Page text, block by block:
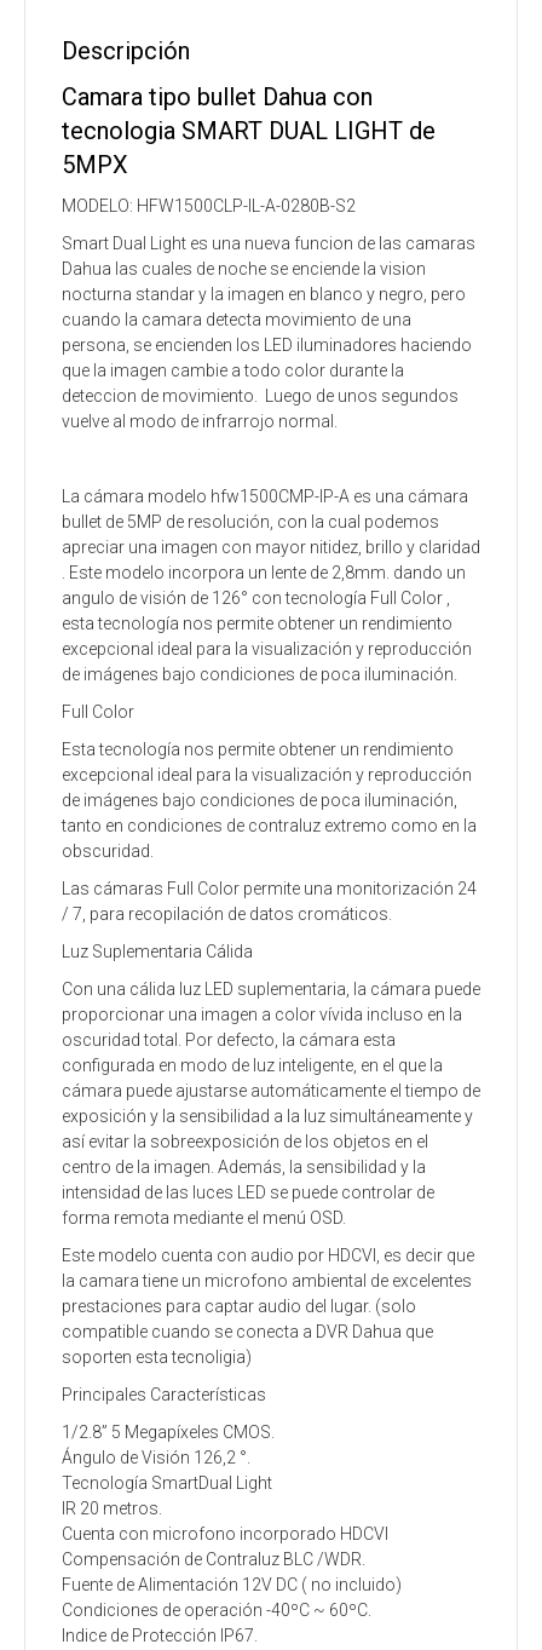
Descripción
Camara tipo bullet Dahua con
tecnologia SMART DUAL LIGHT de
5MPX
MODELO: HFW1500CLP-IL-A-0280B-S2
Smart Dual Light es una nueva funcion de las camaras
Dahua las cuales de noche se enciende la vision
nocturna standar y la imagen en blanco y negro, pero
cuando la camara detecta movimiento de una
persona, se encienden los LED iluminadores haciendo
que la imagen cambie a todo color durante la
deteccion de movimiento. Luego de unos segundos
vuelve al modo de infrarrojo normal.
La cámara modelo hfw1500CMP-IP-A es una cámara
bullet de 5MP de resolución, con la cual podemos
apreciar una imagen con mayor nitidez, brillo y claridad
. Este modelo incorpora un lente de 2,8mm. dando un
angulo de visión de 126° con tecnología Full Color ,
esta tecnología nos permite obtener un rendimiento
excepcional ideal para la visualización y reproducción
de imágenes bajo condiciones de poca iluminación.
Full Color
Esta tecnología nos permite obtener un rendimiento
excepcional ideal para la visualización y reproducción
de imágenes bajo condiciones de poca iluminación,
tanto en condiciones de contraluz extremo como en la
obscuridad.
Las cámaras Full Color permite una monitorización 24
/ 7, para recopilación de datos cromáticos.
Luz Suplementaria Cálida
Con una cálida luz LED suplementaria, la cámara puede
proporcionar una imagen a color vívida incluso en la
oscuridad total. Por defecto, la cámara esta
configurada en modo de luz inteligente, en el que la
cámara puede ajustarse automáticamente el tiempo de
exposición y la sensibilidad a la luz simultáneamente y
así evitar la sobreexposición de los objetos en el
centro de la imagen. Además, la sensibilidad y la
intensidad de las luces LED se puede controlar de
forma remota mediante el menú OSD.
Este modelo cuenta con audio por HDCVI, es decir que
la camara tiene un microfono ambiental de excelentes
prestaciones para captar audio del lugar. (solo
compatible cuando se conecta a DVR Dahua que
soporten esta tecnoligia)
Principales Características
1/2.8” 5 Megapíxeles CMOS.
Ángulo de Visión 126,2 °.
Tecnología SmartDual Light
IR 20 metros.
Cuenta con microfono incorporado HDCVI
Compensación de Contraluz BLC /WDR.
Fuente de Alimentación 12V DC ( no incluido)
Condiciones de operación -40ºC ~ 60ºC.
Indice de Protección IP67.